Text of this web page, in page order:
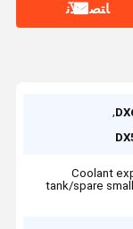
ﺎﺘﺼﻟ ﺍﻶﻧ
,
Coolant
tank/spare